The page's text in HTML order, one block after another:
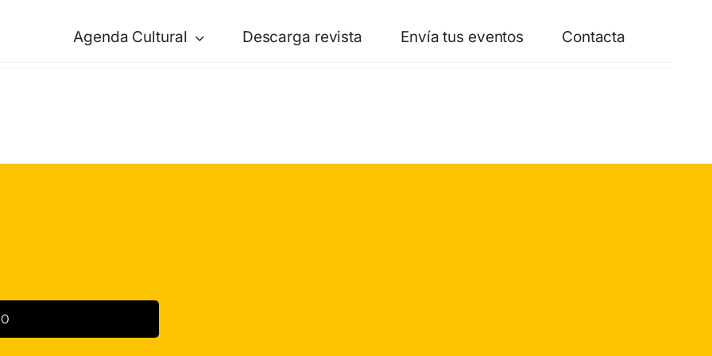
Agenda Cultural Descarga revista Envía tus eventos Contacta